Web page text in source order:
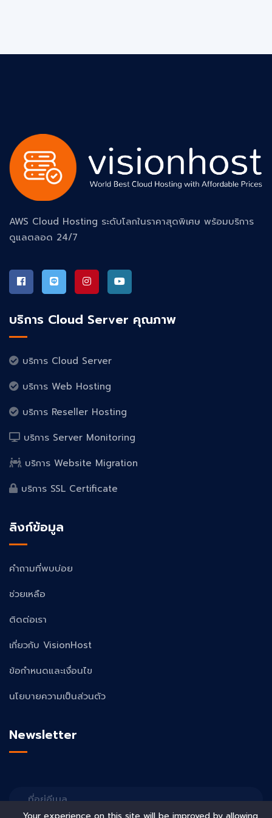
AWS Cloud Hosting ระดับโลกในราคาสุดพิเศษ พร้อมบริการ
ดูแลตลอด 24/7
บริการ Cloud Server คุณภาพ
บริการ Cloud Server
บริการ Web Hosting
บริการ Reseller Hosting
บริการ Server Monitoring
บริการ Website Migration
บริการ SSL Certificate
ลิงก์ข้อมูล
คำถามที่พบบ่อย
ช่วยเหลือ
ติดต่อเรา
เกี่ยวกับ VisionHost
ข้อกำหนดและเงื่อนไข
นโยบายความเป็นส่วนตัว
Newsletter